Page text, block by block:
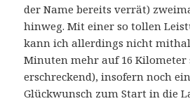
der Name bereits verrät)
hinweg. Mit einer so tollen
kann ich allerdings nicht
Minuten mehr auf 16 Kilometer
erschreckend), insofern noch
Glückwunsch zum Start in die